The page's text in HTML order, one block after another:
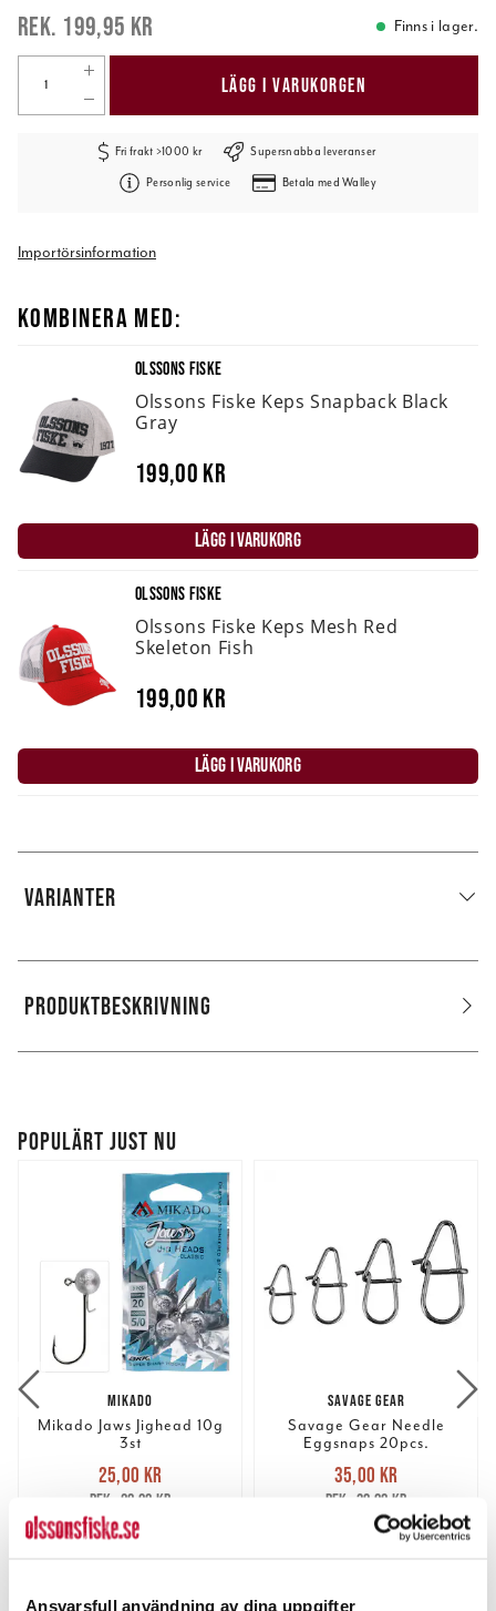
Ansvarsfull användning av dina uppgifter
199,95 kr Finns i lager.
LÄGG I VARUKORGEN
Fri frakt >1000 kr Supersnabba leveranser
Personlig service Betala med Walley
Importörsinformation
KOMBINERA MED:
OLSSONS FISKE
Olssons Fiske Keps Snapback Black
Gray
199,00 kr
LÄGG I VARUKORG
OLSSONS FISKE
Olssons Fiske Keps Mesh Red
Skeleton Fish
199,00 kr
LÄGG I VARUKORG
VARIANTER
PRODUKTBESKRIVNING
POPULÄRT JUST NU
MIKADO
Mikado Jaws Jighead 10g
3st
Nuvarande pris
25,00 krTidigare pris
25,00 kr
28,00 kr
FINNS I LAGER.
SAVAGE GEAR
Savage Gear Needle
Eggsnaps 20pcs.
Nuvarande pris
35,00 krTidigare pris
39,00 kr
35,00 kr
39,00 kr
FINNS I LAGER.